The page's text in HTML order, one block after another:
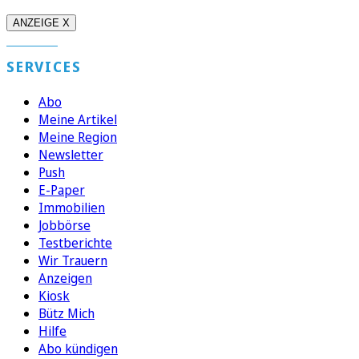
ANZEIGE X
SERVICES
Abo
Meine Artikel
Meine Region
Newsletter
Push
E-Paper
Immobilien
Jobbörse
Testberichte
Wir Trauern
Anzeigen
Kiosk
Bütz Mich
Hilfe
Abo kündigen